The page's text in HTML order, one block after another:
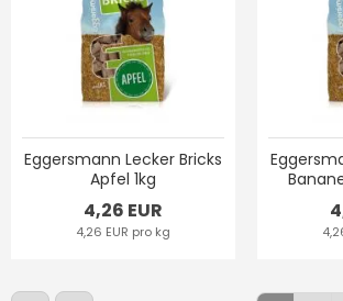
Eggersmann Lecker Bricks
Apfel 1kg
4,26 EUR
4,26 EUR pro kg